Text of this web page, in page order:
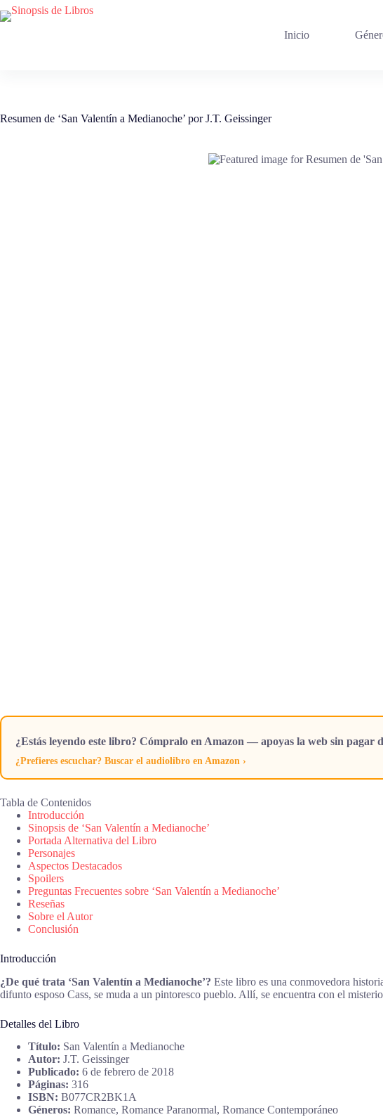
Saltar
al
Inicio
Resumen de ‘San Valentín a Medianoche’ por J.T. Geissinger
¿Estás leyendo este libro? Cómpralo en Amazon — apoyas la web sin pagar
¿Prefieres escuchar? Buscar el audiolibro en Amazon ›
Tabla de Contenidos
Introducción
Sinopsis de ‘San Valentín a Medianoche’
Portada Alternativa del Libro
Personajes
Aspectos Destacados
Spoilers
Preguntas Frecuentes sobre ‘San Valentín a Medianoche’
Reseñas
Sobre el Autor
Conclusión
Introducción
¿De qué trata ‘San Valentín a Medianoche’? Este libro es una conmovedora
difunto esposo Cass, se muda a un pintoresco pueblo. Allí, se encuentra con el
Detalles del Libro
Título: San Valentín a Medianoche
Autor: J.T. Geissinger
Publicado: 6 de febrero de 2018
Páginas: 316
ISBN: B077CR2BK1A
Géneros: Romance, Romance Paranormal, Romance Contemporáneo